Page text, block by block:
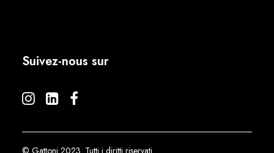
Suivez-nous sur
© Gattoni 2023. Tutti i diritti riservati.